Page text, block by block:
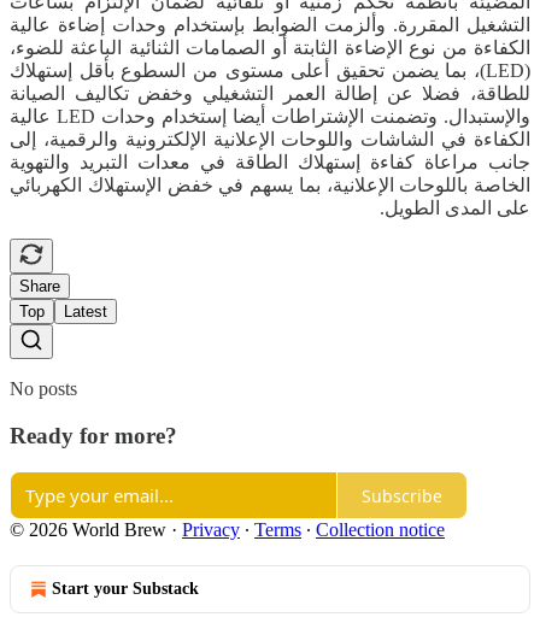
التشغيل المقررة. وألزمت الضوابط بإستخدام وحدات إضاءة عالية
الكفاءة من نوع الإضاءة الثابتة أو الصمامات الثنائية الباعثة للضوء،
(LED)، بما يضمن تحقيق أعلى مستوى من السطوع بأقل إستهلاك
للطاقة، فضلا عن إطالة العمر التشغيلي وخفض تكاليف الصيانة
والإستبدال. وتضمنت الإشتراطات أيضا إستخدام وحدات LED عالية
الكفاءة في الشاشات واللوحات الإعلانية الإلكترونية والرقمية، إلى
جانب مراعاة كفاءة إستهلاك الطاقة في معدات التبريد والتهوية
الخاصة باللوحات الإعلانية، بما يسهم في خفض الإستهلاك الكهربائي
على المدى الطويل.
Share
Top
Latest
No posts
Ready for more?
Subscribe
© 2026 World Brew · Privacy ∙ Terms ∙ Collection notice
Start your Substack